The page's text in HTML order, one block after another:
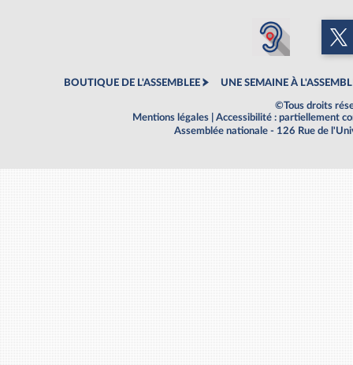
BOUTIQUE DE L'ASSEMBLEE UNE SEMAINE À
©Tous droits
Mentions légales
Accessibilité : partiellement
Assemblée nationale - 126 Rue de